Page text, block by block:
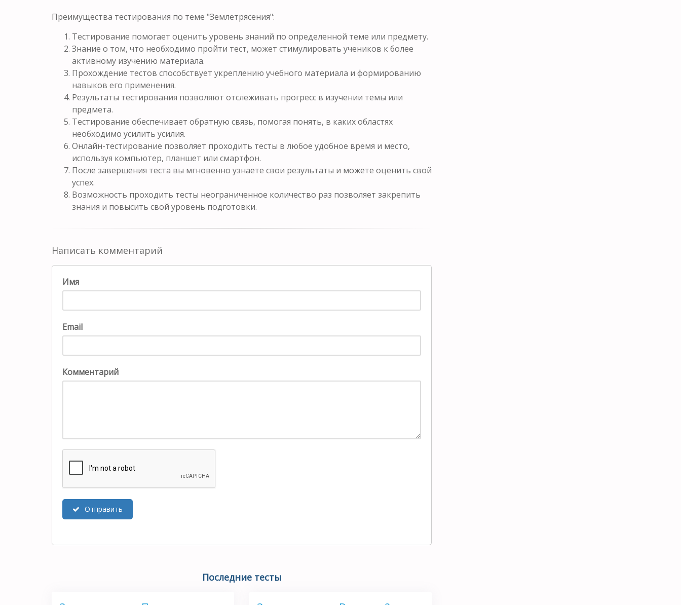
Преимущества тестирования по теме "Землетрясения":
Тестирование помогает оценить уровень знаний по определенной теме или предмету.
Знание о том, что необходимо пройти тест, может стимулировать учеников к более
активному изучению материала.
Прохождение тестов способствует укреплению учебного материала и формированию
навыков его применения.
Результаты тестирования позволяют отслеживать прогресс в изучении темы или
предмета.
Тестирование обеспечивает обратную связь, помогая понять, в каких областях
необходимо усилить усилия.
Онлайн-тестирование позволяет проходить тесты в любое удобное время и место,
используя компьютер, планшет или смартфон.
После завершения теста вы мгновенно узнаете свои результаты и можете оценить свой
успех.
Возможность проходить тесты неограниченное количество раз позволяет закрепить
знания и повысить свой уровень подготовки.
Написать комментарий
Имя
Email
Комментарий
Отправить
Последние тесты